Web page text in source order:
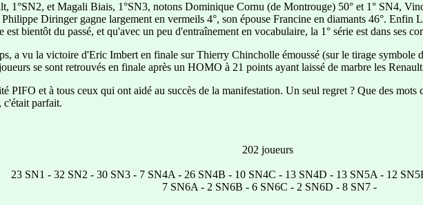
1°SN2, et Magali Biais, 1°SN3, notons Dominique Cornu (de Montrouge) 50° et 1° SN4,
Diringer gagne largement en vermeils 4°, son épouse Francine en diamants 46°. Enfin
bientôt du passé, et qu'avec un peu d'entraînement en vocabulaire, la 1° série est dans ses
a vu la victoire d'Eric Imbert en finale sur Thierry Chincholle émoussé (sur le tirage
se sont retrouvés en finale après un HOMO à 21 points ayant laissé de marbre les
PIFO et à tous ceux qui ont aidé au succès de la manifestation. Un seul regret ? Que des
c'était parfait.
202 joueurs
23 SN1 - 32 SN2 - 30 SN3 - 7 SN4A - 26 SN4B - 10 SN4C - 13 SN4D - 13 SN5A - 12
7 SN6A - 2 SN6B - 6 SN6C - 2 SN6D - 8 SN7 -